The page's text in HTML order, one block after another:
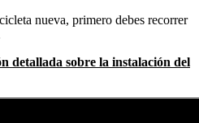
nueva, primero debes recorrer
detallada sobre la instalación del